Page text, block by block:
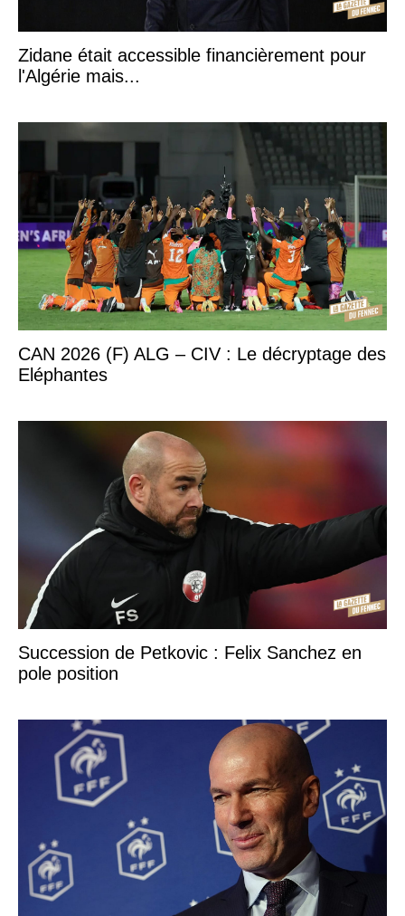
Zidane était accessible financièrement pour
l'Algérie mais...
CAN 2026 (F) ALG – CIV : Le décryptage des
Eléphantes
Succession de Petkovic : Felix Sanchez en
pole position